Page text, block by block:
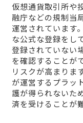
仮想通貨取引所や
融庁などの規制当
運営されています
な公式な登録をし
登録されていない
を確認することが
リスクが高まりま
が運営するプラッ
護が得られないた
済を受けることが